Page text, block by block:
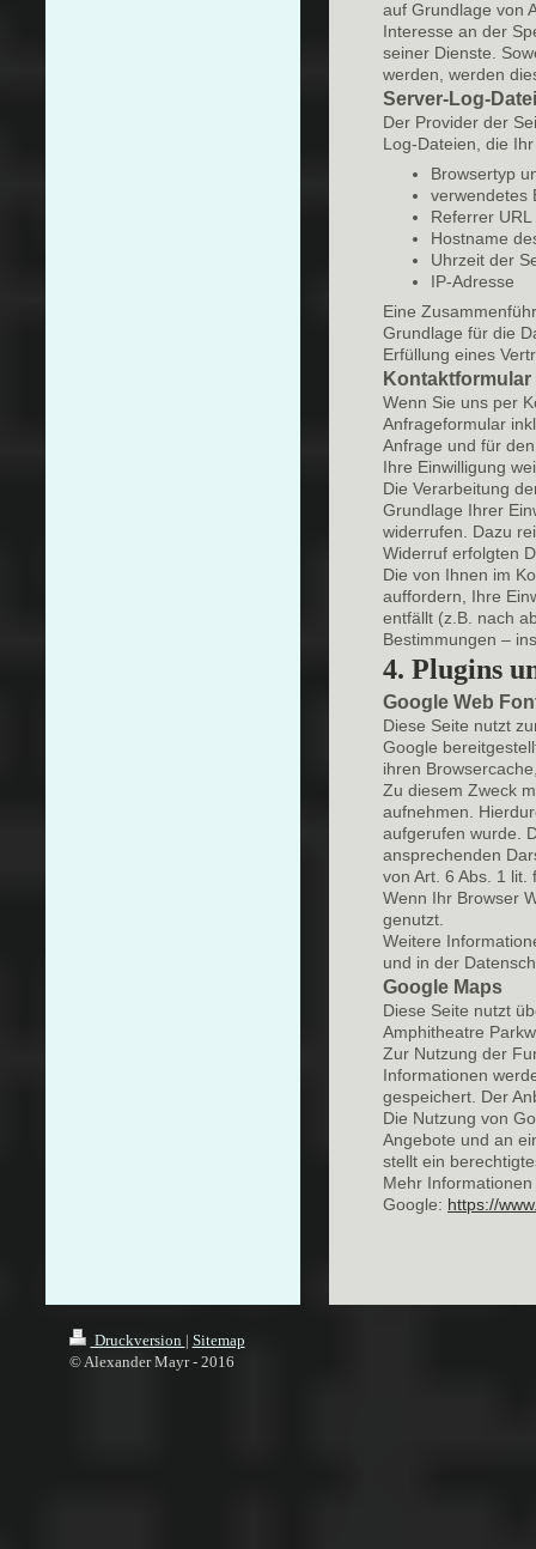
auf Grundlage von
Interesse an der
seiner Dienste.
werden, werden
Server-Log-
Der Provider der
Log-Dateien, die
Browsertyp
verwendetes
Referrer URL
Hostname
Uhrzeit der
IP-Adresse
Eine
Grundlage für die
Erfüllung eines
Kontaktformular
Wenn Sie uns per
Anfrageformular
Anfrage und für
Ihre Einwilligung
Die Verarbeitung
Grundlage Ihrer
widerrufen. Dazu
Widerruf erfolgten
Die von Ihnen im
auffordern, Ihre
entfällt (z.B. nach
Bestimmungen –
4. Plugins
Google Web
Diese Seite nutzt
Google
ihren
Zu diesem Zweck
aufnehmen.
aufgerufen wurde.
ansprechenden
von Art. 6 Abs. 1 lit.
Wenn Ihr Browser
genutzt.
Weitere
und in der
Google Maps
Diese Seite nutzt
Amphitheatre
Zur Nutzung der
Informationen
gespeichert. Der
Die Nutzung von
Angebote und an
stellt ein
Mehr
Google: https://
Druckversion | Sitemap
© Alexander Mayr - 2016